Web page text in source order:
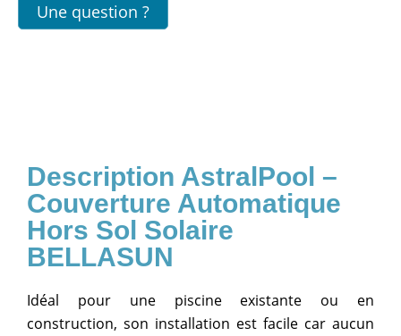
Une question ?
AstralPool –
Couverture Automatique
Hors Sol Solaire
BELLASUN
Idéal pour une piscine existante ou en
construction, son installation est facile car aucun